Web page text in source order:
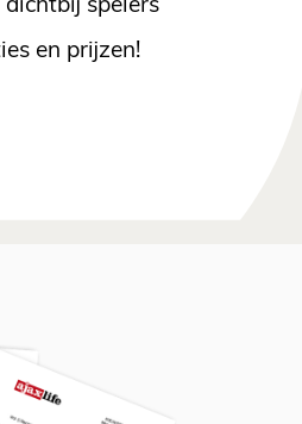
dichtbij spelers
en prijzen!